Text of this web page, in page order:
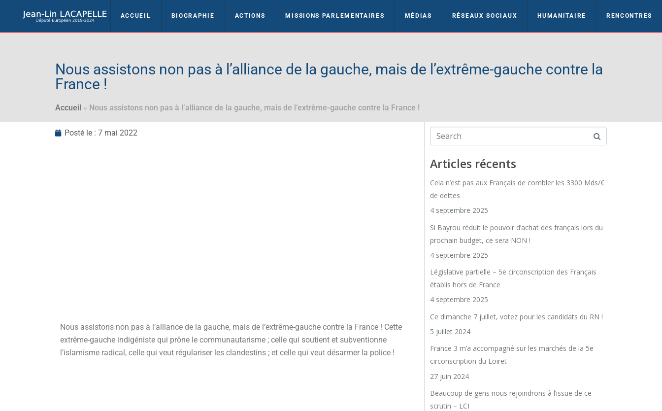
ACCUEIL BIOGRAPHIE ACTIONS MISSIONS PARLEMENTAIRES MÉDIAS RÉSEAUX SOCIAUX HUMANITAIRE RENCONTRES
Nous assistons non pas à l’alliance de la gauche, mais de l’extrême-gauche contre la
France !
Accueil » Nous assistons non pas à l’alliance de la gauche, mais de l’extrême-gauche contre la France !
Posté le : 7 mai 2022
Nous assistons non pas à l’alliance de la gauche, mais de l’extrême-gauche contre la France ! Cette
extrême-gauche indigéniste qui prône le communautarisme ; celle qui soutient et subventionne
l’islamisme radical, celle qui veut régulariser les clandestins ; et celle qui veut désarmer la police !
Articles récents
Cela n’est pas aux Français de combler les 3300 Mds/€
de dettes
4 septembre 2025
Si Bayrou réduit le pouvoir d’achat des français lors du
prochain budget, ce sera NON !
4 septembre 2025
Législative partielle – 5e circonscription des Français
établis hors de France
4 septembre 2025
Ce dimanche 7 juillet, votez pour les candidats du RN !
5 juillet 2024
France 3 m’a accompagné sur les marchés de la 5e
circonscription du Loiret
27 juin 2024
Beaucoup de gens nous rejoindrons à l’issue de ce
scrutin – LCI